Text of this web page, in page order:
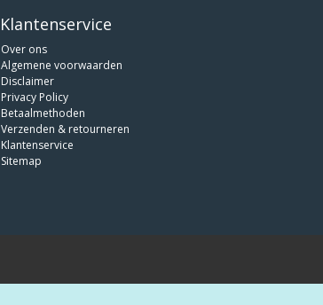
Klantenservice
Over ons
Algemene voorwaarden
Disclaimer
Privacy Policy
Betaalmethoden
Verzenden & retourneren
Klantenservice
Sitemap